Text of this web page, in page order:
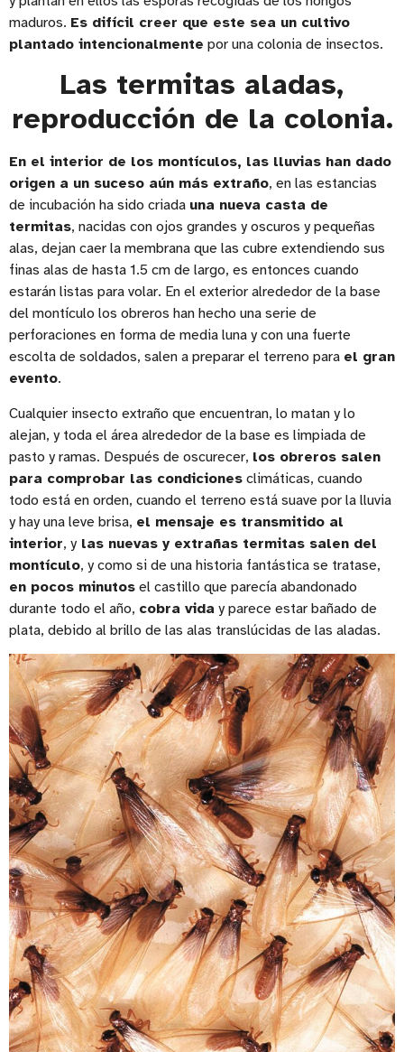
maduros. Es difícil creer que este sea un cultivo
plantado intencionalmente por una colonia de insectos.
Las termitas aladas,
reproducción de la colonia.
En el interior de los montículos, las lluvias han dado
origen a un suceso aún más extraño, en las estancias
de incubación ha sido criada una nueva casta de
termitas, nacidas con ojos grandes y oscuros y pequeñas
alas, dejan caer la membrana que las cubre extendiendo sus
finas alas de hasta 1.5 cm de largo, es entonces cuando
estarán listas para volar. En el exterior alrededor de la base
del montículo los obreros han hecho una serie de
perforaciones en forma de media luna y con una fuerte
escolta de soldados, salen a preparar el terreno para el gran
evento.
Cualquier insecto extraño que encuentran, lo matan y lo
alejan, y toda el área alrededor de la base es limpiada de
pasto y ramas. Después de oscurecer, los obreros salen
para comprobar las condiciones climáticas, cuando
todo está en orden, cuando el terreno está suave por la lluvia
y hay una leve brisa, el mensaje es transmitido al
interior, ylas nuevas y extrañas termitas salen del
montículo, y como si de una historia fantástica se tratase,
en pocos minutos el castillo que parecía abandonado
durante todo el año, cobra vida y parece estar bañado de
plata, debido al brillo de las alas translúcidas de las aladas.